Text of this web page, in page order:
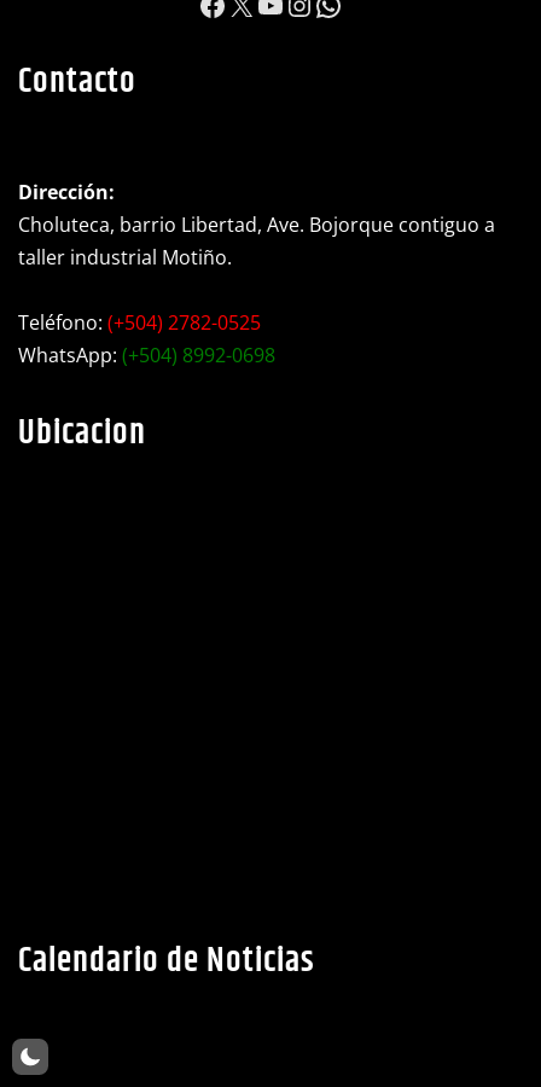
Choluteca, barrio Libertad, Ave. Bojorque contiguo a
taller industrial Motiño.
WhatsApp:(+504) 8992-0698
Calendario de Noticias